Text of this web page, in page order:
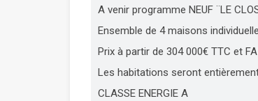
A venir programme NEUF ¨LE
Ensemble de 4 maisons
Prix à partir de 304 000€ TTC et
Les habitations seront
CLASSE ENERGIE A